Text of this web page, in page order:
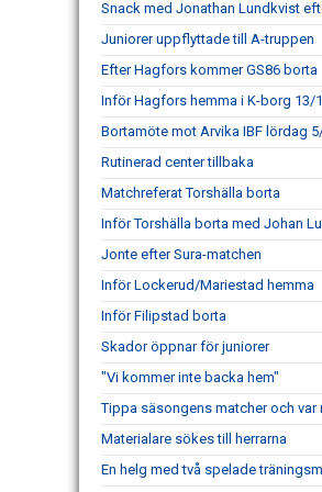
Snack med Jonathan Lundkvist
Juniorer uppflyttade till A-truppen
Efter Hagfors kommer GS86 borta
Inför Hagfors hemma i K-borg 13/1
Bortamöte mot Arvika IBF lördag
Rutinerad center tillbaka
Matchreferat Torshälla borta
Inför Torshälla borta med Johan
Jonte efter Sura-matchen
Inför Lockerud/Mariestad hemma
Inför Filipstad borta
Skador öppnar för juniorer
"Vi kommer inte backa hem"
Tippa säsongens matcher och var
Materialare sökes till herrarna
En helg med två spelade